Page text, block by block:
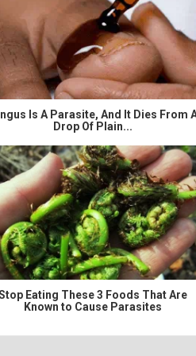
Is A Parasite, And It Dies From
Drop Of Plain...
Eating These 3 Foods That Are
Known to Cause Parasites